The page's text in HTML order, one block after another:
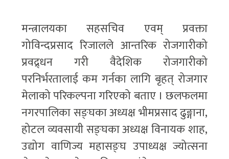
मन्त्रालयका सहसचिव एवम् प्रवक्ता
गोविन्दप्रसाद रिजालले आन्तरिक रोजगारीको
प्रवद्र्धन गरी वैदेशिक रोजगारीको
परनिर्भरतालाई कम गर्नका लागि बृहत् रोजगार
मेलाको परिकल्पना गरिएको बताए । छलफलमा
नगरपालिका सङ्घका अध्यक्ष भीमप्रसाद ढुङ्गाना,
होटल व्यवसायी सङ्घका अध्यक्ष विनायक शाह,
उद्योग वाणिज्य महासङ्घ उपाध्यक्ष ज्योत्सना